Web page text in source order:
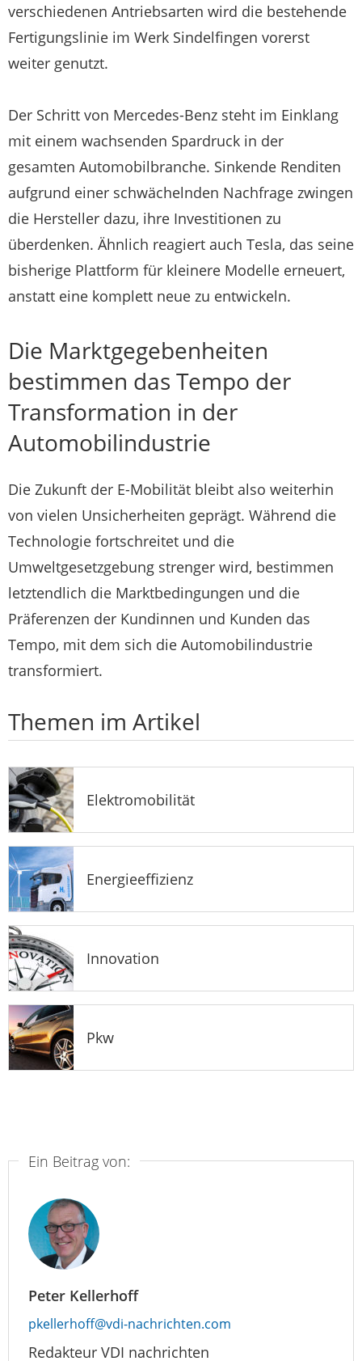
verschiedenen Antriebsarten wird die bestehende
Fertigungslinie im Werk Sindelfingen vorerst
weiter genutzt.
Der Schritt von Mercedes-Benz steht im Einklang
mit einem wachsenden Spardruck in der
gesamten Automobilbranche. Sinkende Renditen
aufgrund einer schwächelnden Nachfrage zwingen
die Hersteller dazu, ihre Investitionen zu
überdenken. Ähnlich reagiert auch Tesla, das seine
bisherige Plattform für kleinere Modelle erneuert,
anstatt eine komplett neue zu entwickeln.
Die Marktgegebenheiten
bestimmen das Tempo der
Transformation in der
Automobilindustrie
Die Zukunft der E-Mobilität bleibt also weiterhin
von vielen Unsicherheiten geprägt. Während die
Technologie fortschreitet und die
Umweltgesetzgebung strenger wird, bestimmen
letztendlich die Marktbedingungen und die
Präferenzen der Kundinnen und Kunden das
Tempo, mit dem sich die Automobilindustrie
transformiert.
Themen im Artikel
Elektromobilität
Energieeffizienz
Innovation
Pkw
Ein Beitrag von:
Peter Kellerhoff
pkellerhoff@vdi-nachrichten.com
Redakteur VDI nachrichten